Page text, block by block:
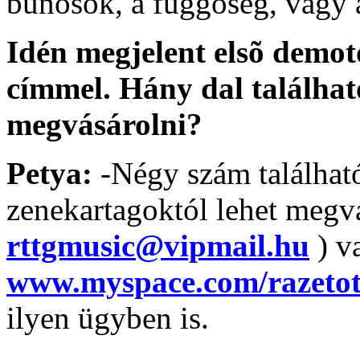
Idén megjelent elsõ
címmel. Hány dal
megvásárolni?
Petya: -Négy szám
zenekartagoktól lehet
rttgmusic@vipmail.hu )
www.myspace.com/
ilyen ügyben is.